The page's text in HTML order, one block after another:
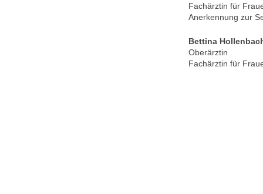
Fachärztin für
Anerkennung zur
Bettina
Oberärztin
Fachärztin für